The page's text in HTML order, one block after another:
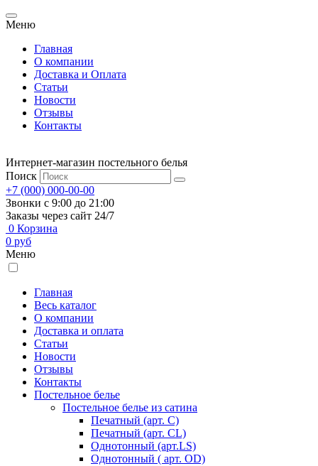
Меню
Главная
О компании
Доставка и Оплата
Статьи
Новости
Отзывы
Контакты
Интернет-магазин постельного белья
Поиск
+7 (000) 000-00-00
Звонки с 9:00 до 21:00
Заказы через сайт 24/7
0 Корзина
0 руб
Меню
Главная
Весь каталог
О компании
Доставка и оплата
Статьи
Новости
Отзывы
Контакты
Постельное белье
Постельное белье из сатина
Печатный (арт. С)
Печатный (арт. СL)
Однотонный (арт.LS)
Однотонный ( арт. OD)